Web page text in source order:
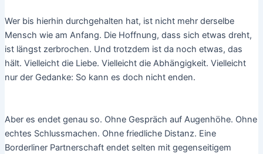
Wer bis hierhin durchgehalten hat, ist nicht mehr derselbe
Mensch wie am Anfang. Die Hoffnung, dass sich etwas dreht,
ist längst zerbrochen. Und trotzdem ist da noch etwas, das
hält. Vielleicht die Liebe. Vielleicht die Abhängigkeit. Vielleicht
nur der Gedanke: So kann es doch nicht enden.
Aber es endet genau so. Ohne Gespräch auf Augenhöhe. Ohne
echtes Schlussmachen. Ohne friedliche Distanz. Eine
Borderliner Partnerschaft endet selten mit gegenseitigem